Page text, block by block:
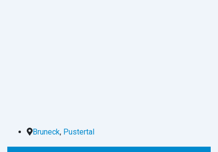
Bruneck, Pustertal